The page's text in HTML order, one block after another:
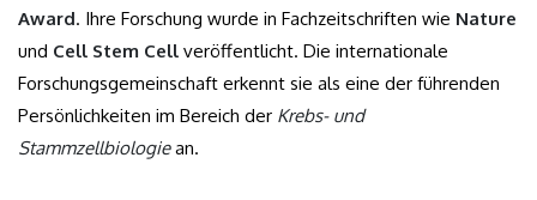
Award. Ihre Forschung wurde in Fachzeitschriften wie Nature
und Cell Stem Cell veröffentlicht. Die internationale
Forschungsgemeinschaft erkennt sie als eine der führenden
Persönlichkeiten im Bereich der Krebs- und
Stammzellbiologiean.